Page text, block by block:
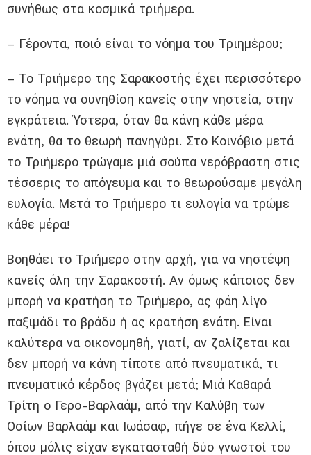
συνήθως στα κοσμικά τριήμερα.
– Γέροντα, ποιό είναι το νόημα του Τριημέρου;
– Το Τριήμερο της Σαρακοστής έχει περισσότερο
το νόημα να συνηθίση κανείς στην νηστεία, στην
εγκράτεια. Ύστερα, όταν θα κάνη κάθε μέρα
ενάτη, θα το θεωρή πανηγύρι. Στο Κοινόβιο μετά
το Τριήμερο τρώγαμε μιά σούπα νερόβραστη στις
τέσσερις το απόγευμα και το θεωρούσαμε μεγάλη
ευλογία. Μετά το Τριήμερο τι ευλογία να τρώμε
κάθε μέρα!
Βοηθάει το Τριήμερο στην αρχή, για να νηστέψη
κανείς όλη την Σαρακοστή. Αν όμως κάποιος δεν
μπορή να κρατήση το Τριήμερο, ας φάη λίγο
παξιμάδι το βράδυ ή ας κρατήση ενάτη. Είναι
καλύτερα να οικονομηθή, γιατί, αν ζαλίζεται και
δεν μπορή να κάνη τίποτε από πνευματικά, τι
πνευματικό κέρδος βγάζει μετά; Μιά Καθαρά
Τρίτη ο Γερο-Βαρλαάμ, από την Καλύβη των
Οσίων Βαρλαάμ και Ιωάσαφ, πήγε σε ένα Κελλί,
όπου μόλις είχαν εγκατασταθή δύο γνωστοί του